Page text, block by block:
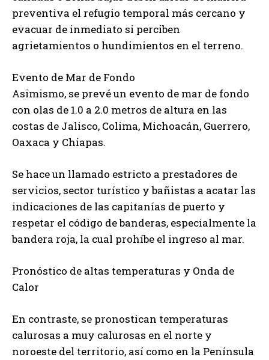
preventiva el refugio temporal más cercano y
evacuar de inmediato si perciben
agrietamientos o hundimientos en el terreno.
Evento de Mar de Fondo
Asimismo, se prevé un evento de mar de fondo
con olas de 1.0 a 2.0 metros de altura en las
costas de Jalisco, Colima, Michoacán, Guerrero,
Oaxaca y Chiapas.
Se hace un llamado estricto a prestadores de
servicios, sector turístico y bañistas a acatar las
indicaciones de las capitanías de puerto y
respetar el código de banderas, especialmente la
bandera roja, la cual prohíbe el ingreso al mar.
Pronóstico de altas temperaturas y Onda de
Calor
En contraste, se pronostican temperaturas
calurosas a muy calurosas en el norte y
noroeste del territorio, así como en la Península